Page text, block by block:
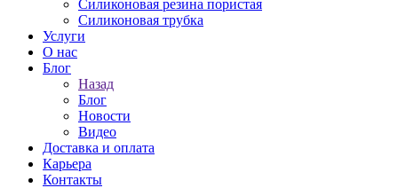
Силиконовая резина пористая
Силиконовая трубка
Услуги
О нас
Блог
Назад
Блог
Новости
Видео
Доставка и оплата
Карьера
Контакты